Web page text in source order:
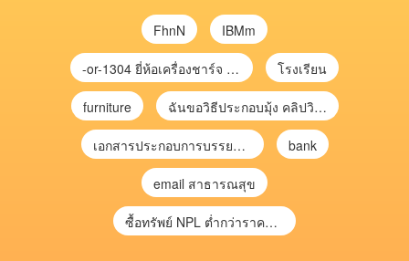
FhnN IBMm
-or-1304 ยี่ห้อเครื่องชาร์จ chargecore โรงเรียน
furniture ฉันขอวิธีประกอบมุ้ง คลิปวิดีโอ การประกอบมุ้ง
เอกสารประกอบการบรรยาย การประเมินความเสี่ยงเพื่อวางแผนการตรวจสอบ \ bank
email สาธารณสุข
ซื้อทรัพย์ NPL ต่ำกว่าราคาตลาด 30-70% แบบไม่ต้องไปประมูล”